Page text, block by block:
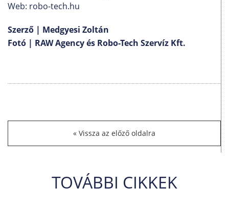
Web: robo-tech.hu
Szerző | Medgyesi Zoltán
Fotó | RAW Agency és Robo-Tech Szervíz Kft.
Vissza az előző oldalra
TOVÁBBI CIKKEK